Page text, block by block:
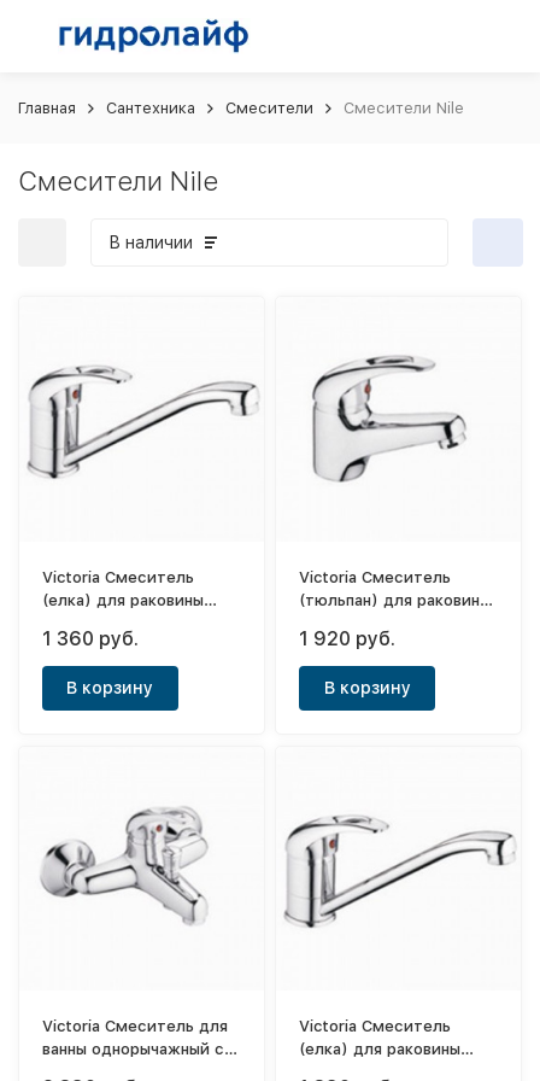
Главная Сантехника Смесители Смесители Nile
Смесители Nile
В наличии
Victoria Смеситель
(елка) для раковины
нос (15см) Nile ф40
1 360 руб.
В корзину
Victoria Смеситель
(тюльпан) для раковины
1 920 руб.
В корзину
Victoria Смеситель для
ванны однорычажный с
Victoria Смеситель
(елка) для раковины